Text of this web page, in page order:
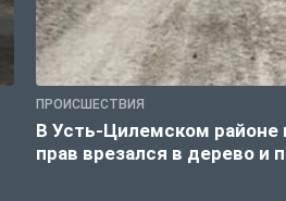
ПРОИСШЕСТВИЯ
В Усть-Цилемском районе
прав врезался в дерево и